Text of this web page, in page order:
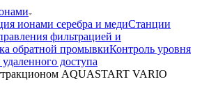
ионами серебра и медиСтанции
фильтрацией и
обратной промывкиКонтроль уровня
доступа
AQUASTART VARIO